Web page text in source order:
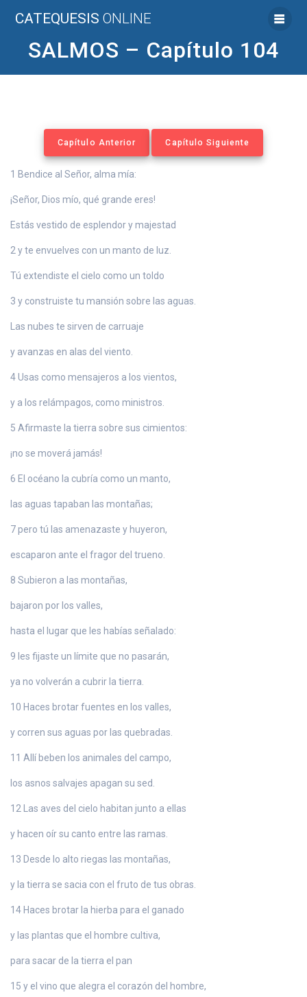
CATEQUESIS ONLINE
SALMOS – Capítulo 104
Capítulo Anterior Capítulo Siguiente
1 Bendice al Señor, alma mía:
¡Señor, Dios mío, qué grande eres!
Estás vestido de esplendor y majestad
2 y te envuelves con un manto de luz.
Tú extendiste el cielo como un toldo
3 y construiste tu mansión sobre las aguas.
Las nubes te sirven de carruaje
y avanzas en alas del viento.
4 Usas como mensajeros a los vientos,
y a los relámpagos, como ministros.
5 Afirmaste la tierra sobre sus cimientos:
¡no se moverá jamás!
6 El océano la cubría como un manto,
las aguas tapaban las montañas;
7 pero tú las amenazaste y huyeron,
escaparon ante el fragor del trueno.
8 Subieron a las montañas,
bajaron por los valles,
hasta el lugar que les habías señalado:
9 les fijaste un límite que no pasarán,
ya no volverán a cubrir la tierra.
10 Haces brotar fuentes en los valles,
y corren sus aguas por las quebradas.
11 Allí beben los animales del campo,
los asnos salvajes apagan su sed.
12 Las aves del cielo habitan junto a ellas
y hacen oír su canto entre las ramas.
13 Desde lo alto riegas las montañas,
y la tierra se sacia con el fruto de tus obras.
14 Haces brotar la hierba para el ganado
y las plantas que el hombre cultiva,
para sacar de la tierra el pan
15 y el vino que alegra el corazón del hombre,